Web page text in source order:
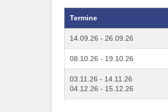
Termine
14.09.26 - 26.09.26
08.10.26 - 19.10.26
03.11.26 - 14.11.26
04.12.26 - 15.12.26